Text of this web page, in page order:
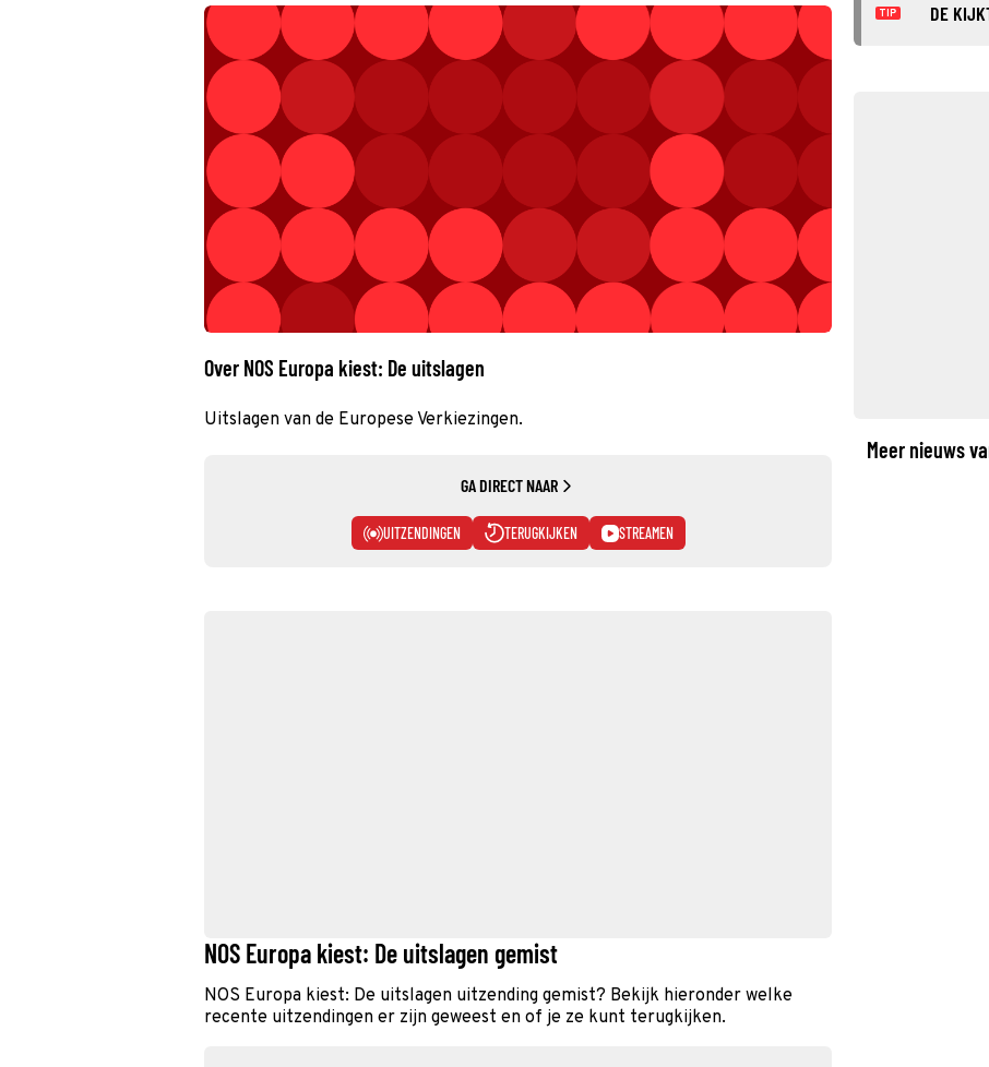
Over NOS Europa kiest: De uitslagen
Uitslagen van de Europese Verkiezingen.
GA DIRECT NAAR
UITZENDINGEN TERUGKIJKEN STREAMEN
NOS Europa kiest: De uitslagen gemist
NOS Europa kiest: De uitslagen uitzending gemist? Bekijk hieronder welke
recente uitzendingen er zijn geweest en of je ze kunt terugkijken.
TIP DE
Meer nieuws